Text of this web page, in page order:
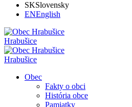
SKSlovensky
ENEnglish
Hrabušice
Hrabušice
Obec
Fakty o obci
História obce
Pamiatky